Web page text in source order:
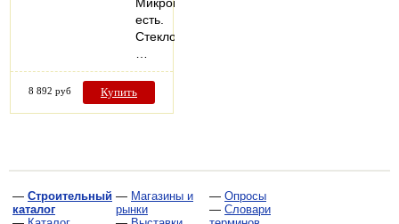
есть.
Стеклопакеты:
8 892 руб Купить
— Строительный
каталог
— Магазины и
рынки
— Опросы
— Словари